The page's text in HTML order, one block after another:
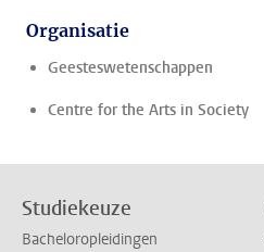
Organisatie
Geesteswetenschappen
Centre for the Arts in Society
Studiekeuze
Bacheloropleidingen